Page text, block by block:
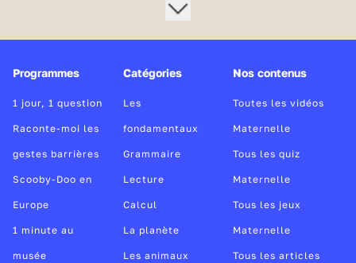
Programmes
1 jour, 1 question
Raconte-moi les
gestes barrières
Scooby-Doo en
Europe
1 minute au
musée
Catégories
Les
fondamentaux
Grammaire
Lecture
Calcul
La planète
Les animaux
Nos contenus
Toutes les vidéos
Maternelle
Tous les quiz
Maternelle
Tous les jeux
Maternelle
Tous les articles